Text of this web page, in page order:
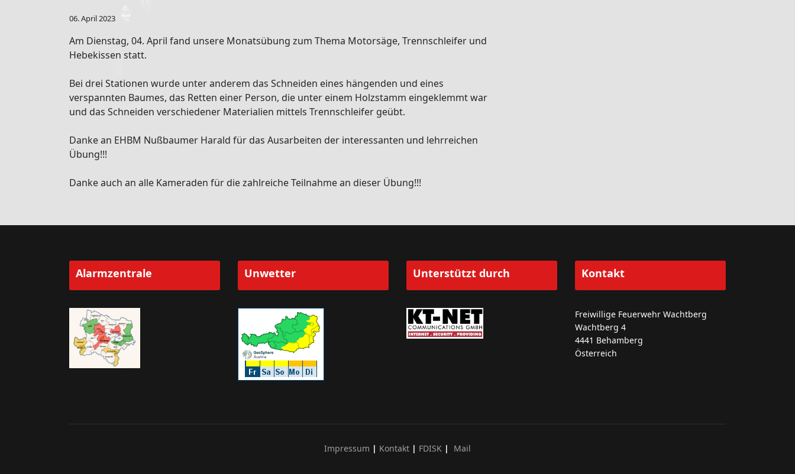
06. April 2023
Am Dienstag, 04. April fand unsere Monatsübung zum Thema Motorsäge, Trennschleifer und
Hebekissen statt.
Bei drei Stationen wurde unter anderem das Schneiden eines hängenden und eines
verspannten Baumes, das Retten einer Person, die unter einem Holzstamm eingeklemmt war
und das Schneiden verschiedener Materialien mittels Trennschleifer geübt.
Danke an EHBM Nußbaumer Harald für das Ausarbeiten der interessanten und lehrreichen
Übung!!!
Danke auch an alle Kameraden für die zahlreiche Teilnahme an dieser Übung!!!
Alarmzentrale Unwetter Unterstützt durch Kontakt
Freiwillige Feuerwehr Wachtberg
Wachtberg 4
4441 Behamberg
Österreich
Impressum | Kontakt | FDISK | Mail